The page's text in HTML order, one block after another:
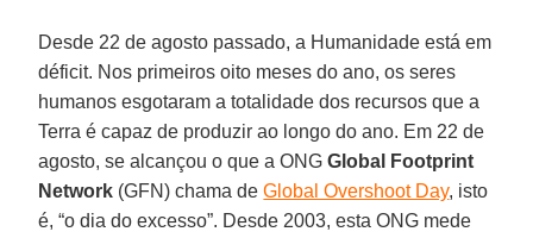
Desde 22 de agosto passado, a Humanidade está em
déficit. Nos primeiros oito meses do ano, os seres
humanos esgotaram a totalidade dos recursos que a
Terra é capaz de produzir ao longo do ano. Em 22 de
agosto, se alcançou o que a ONGGlobal Footprint
Network (GFN) chama deGlobal Overshoot Day, isto
é, “o dia do excesso”. Desde 2003, esta ONG mede